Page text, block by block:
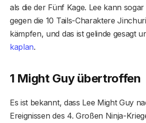
als die der Fünf Kage. Lee kann
gegen die 10 Tails-Charaktere
kämpfen, und das ist gelinde gesagt
kaplan.
1 Might Guy übertroffen
Es ist bekannt, dass Lee Might Guy
Ereignissen des 4. Großen Ninja-